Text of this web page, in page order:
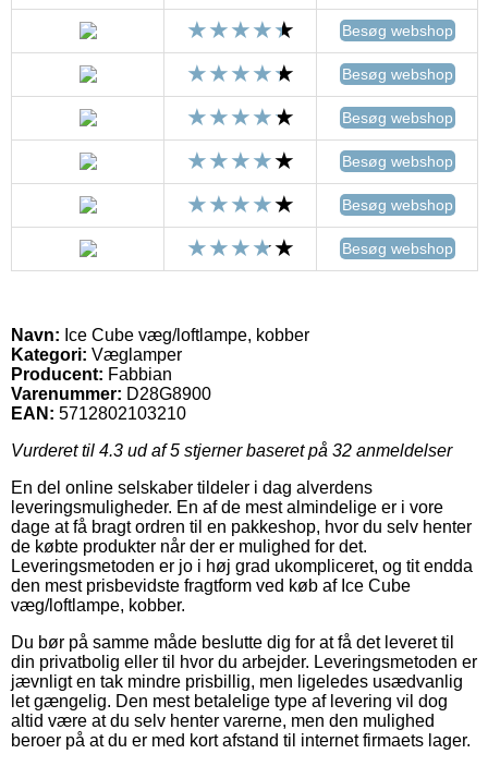
Besøg webshop
Besøg webshop
Besøg webshop
Besøg webshop
Besøg webshop
Besøg webshop
Navn: Ice Cube væg/loftlampe, kobber
Kategori: Væglamper
Producent: Fabbian
Varenummer: D28G8900
EAN: 5712802103210
Vurderet til 4.3 ud af 5 stjerner baseret på 32 anmeldelser
En del online selskaber tildeler i dag alverdens
leveringsmuligheder. En af de mest almindelige er i vore
dage at få bragt ordren til en pakkeshop, hvor du selv henter
de købte produkter når der er mulighed for det.
Leveringsmetoden er jo i høj grad ukompliceret, og tit endda
den mest prisbevidste fragtform ved køb af Ice Cube
væg/loftlampe, kobber.
Du bør på samme måde beslutte dig for at få det leveret til
din privatbolig eller til hvor du arbejder. Leveringsmetoden er
jævnligt en tak mindre prisbillig, men ligeledes usædvanlig
let gængelig. Den mest betalelige type af levering vil dog
altid være at du selv henter varerne, men den mulighed
beroer på at du er med kort afstand til internet firmaets lager.